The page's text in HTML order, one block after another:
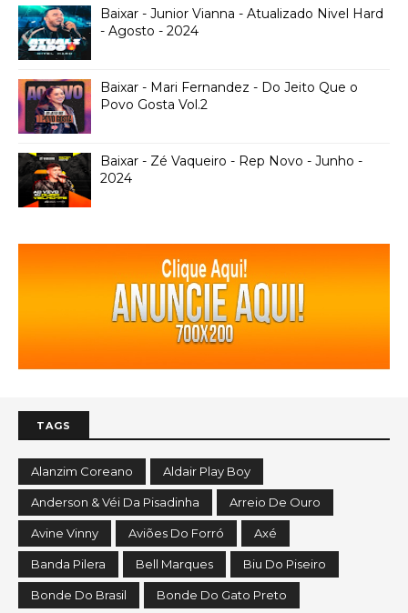
Baixar - Junior Vianna - Atualizado Nivel Hard
- Agosto - 2024
Baixar - Mari Fernandez - Do Jeito Que o
Povo Gosta Vol.2
Baixar - Zé Vaqueiro - Rep Novo - Junho -
2024
TAGS
Alanzim Coreano Aldair Play Boy
Anderson & Véi Da Pisadinha Arreio De Ouro
Avine Vinny Aviões Do Forró Axé
Banda Pilera Bell Marques Biu Do Piseiro
Bonde Do Brasil Bonde Do Gato Preto